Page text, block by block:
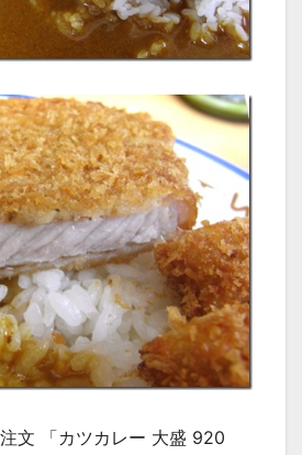
文 「カツカレー 大盛 920